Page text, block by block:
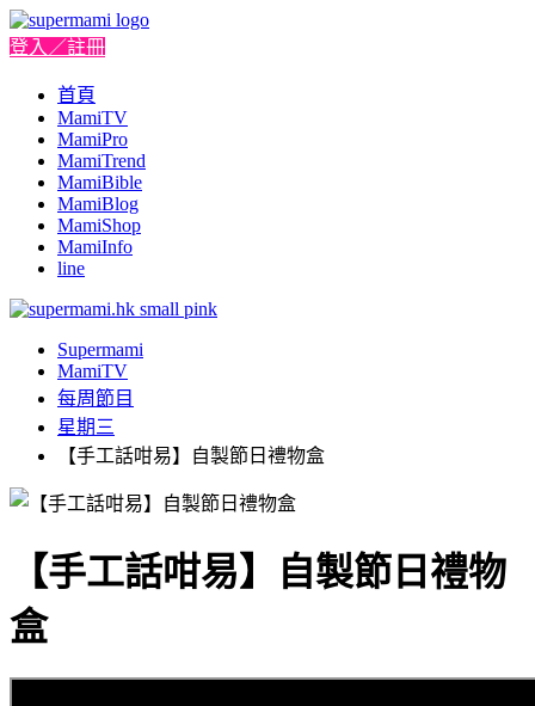
登入／註冊
首頁
MamiTV
MamiPro
MamiTrend
MamiBible
MamiBlog
MamiShop
MamiInfo
line
Supermami
MamiTV
每周節目
星期三
【手工話咁易】自製節日禮物盒
【手工話咁易】自製節日禮物
盒